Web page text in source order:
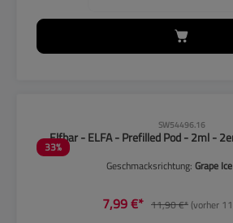
33%
SW54496.16
Elfbar - ELFA - Prefilled Pod - 2ml -
Geschmacksrichtung:Grape Ice
7,99 €* 11,90 €*(vorher